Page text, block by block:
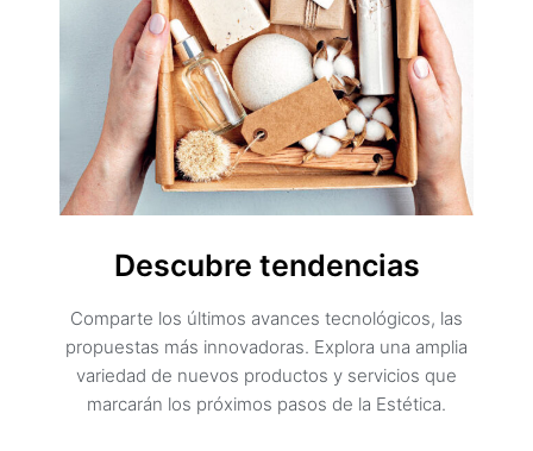
Descubre tendencias
Comparte los últimos avances tecnológicos, las
propuestas más innovadoras. Explora una amplia
variedad de nuevos productos y servicios que
marcarán los próximos pasos de la Estética.